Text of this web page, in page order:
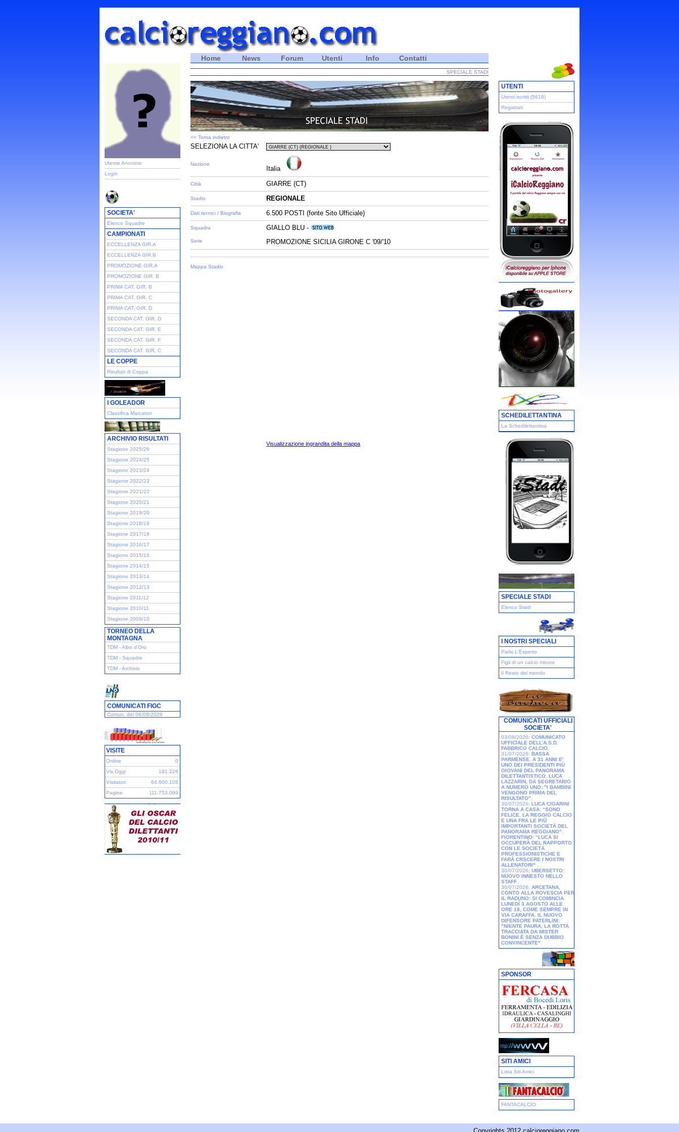
Utente Anonimo
Login
SOCIETA'
Elenco Squadre
CAMPIONATI
ECCELLENZA GIR.A
ECCELLENZA GIR.B
PROMOZIONE GIR.A
PROMOZIONE GIR. B
PRIMA CAT. GIR. B
PRIMA CAT. GIR. C
PRIMA CAT. GIR. D
SECONDA CAT. GIR. D
SECONDA CAT. GIR. E
SECONDA CAT. GIR. F
SECONDA CAT. GIR. C
LE COPPE
Risultati di Coppa
I GOLEADOR
Classifica Marcatori
ARCHIVIO RISULTATI
Stagione 2025/26
Stagione 2024/25
Stagione 2023/24
Stagione 2022/23
Stagione 2021/22
Stagione 2020/21
Stagione 2019/20
Stagione 2018/19
Stagione 2017/18
Stagione 2016/17
Stagione 2015/16
Stagione 2014/15
Stagione 2013/14
Stagione 2012/13
Stagione 2011/12
Stagione 2010/11
Stagione 2009/10
TORNEO DELLA
MONTAGNA
TDM - Albo d'Oro
TDM - Squadre
TDM - Archivio
COMUNICATI FIGC
Comun. del 06/08/2026
VISITE
Online
0
Vis.Oggi
181.226
Visitatori
64.800.108
Pagine
111.753.099
Home News Forum Utenti Info Contatti
SPECIALE STADI
<< Torna indietro
SELEZIONA LA CITTA'
Nazione
Italia
Città GIARRE (CT)
Stadio REGIONALE
Dati tecnici / Biografia 6.500 POSTI (fonte Sito Ufficiale)
Squadra
Serie
GIALLO BLU -
PROMOZIONE SICILIA GIRONE C '09/'10
Mappa Stadio
Visualizzazione ingrandita della mappa
UTENTI
Utenti iscritti (5616)
Registrati
SCHEDILETTANTINA
La Schedilettantina
SPECIALE STADI
Elenco Stadi
I NOSTRI SPECIALI
Parla L'Esperto
Figli di un calcio minore
Il Resto del mondo
COMUNICATI UFFICIALI
SOCIETA'
03/08/2026: COMUNICATO
UFFICIALE DELL’A.S.D.
FABBRICO CALCIO
31/07/2026: BASSA
PARMENSE. A 31 ANNI E'
UNO DEI PRESIDENTI PIÙ
GIOVANI DEL PANORAMA
DILETTANTISTICO. LUCA
LAZZARIN, DA SEGRETARIO
A NUMERO UNO: "I BAMBINI
VENGONO PRIMA DEL
RISULTATO"
30/07/2026: LUCA CIGARINI
TORNA A CASA: “SONO
FELICE. LA REGGIO CALCIO
E UNA FRA LE PIÙ
IMPORTANTI SOCIETÀ DEL
PANORAMA REGGIANO”.
FIORENTINO: “LUCA SI
OCCUPERÀ DEL RAPPORTO
CON LE SOCIETÀ
PROFESSIONISTICHE E
FARÀ CRSCERE I NOSTRI
ALLENATORI"
30/07/2026: UBERSETTO:
NUOVO INNESTO NELLO
STAFF
30/07/2026: ARCETANA,
CONTO ALLA ROVESCIA PER
IL RADUNO: SI COMINCIA
LUNEDÌ 3 AGOSTO ALLE
ORE 18, COME SEMPRE IN
VIA CARAFFA. IL NUOVO
DIFENSORE PATERLINI:
"NIENTE PAURA, LA ROTTA
TRACCIATA DA MISTER
BONINI È SENZA DUBBIO
CONVINCENTE"
SPONSOR
SITI AMICI
Lista Siti Amici
FANTACALCIO